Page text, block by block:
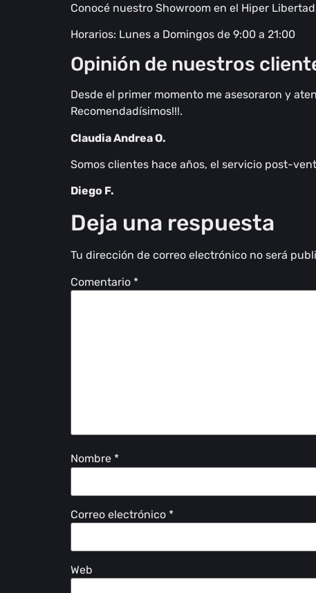
Conocé nuestro Showroom en el Hiper
Horarios: Lunes a Domingos de 9:00 a 21:00
Opinión de nuestros
Desde el primer momento me asesoraron y
Recomendadísimos!!!.
Claudia Andrea O.
Somos clientes hace años, el servicio post-
Diego F.
Deja una respuesta
Tu dirección de correo electrónico no será
Comentario *
Nombre *
Correo electrónico *
Web